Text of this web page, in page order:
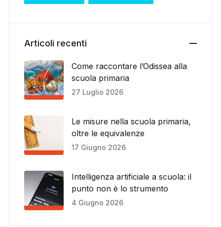
Articoli recenti
Come raccontare l’Odissea alla
scuola primaria
27 Luglio 2026
Le misure nella scuola primaria,
oltre le equivalenze
17 Giugno 2026
Intelligenza artificiale a scuola: il
punto non è lo strumento
4 Giugno 2026